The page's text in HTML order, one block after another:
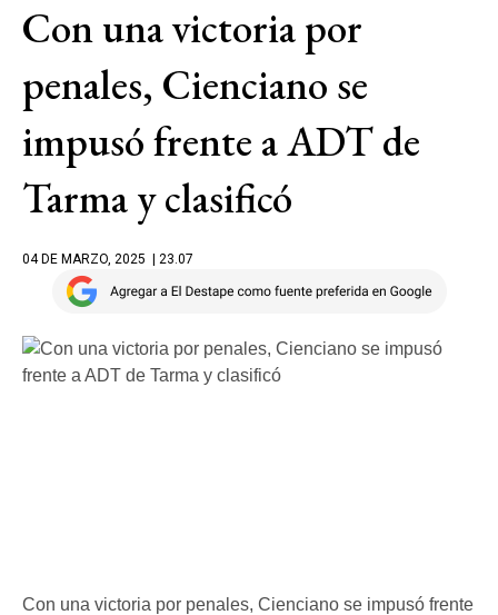
Con una victoria por
penales, Cienciano se
impusó frente a ADT de
Tarma y clasificó
04 DE MARZO, 2025 | 23.07
Con una victoria por penales, Cienciano se impusó frente